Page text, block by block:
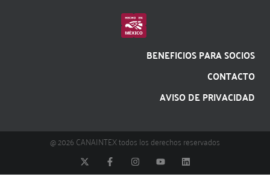
BENEFICIOS PARA SOCIOS
CONTACTO
AVISO DE PRIVACIDAD
@ 2026 CANAINTEX todos los derechos reservados